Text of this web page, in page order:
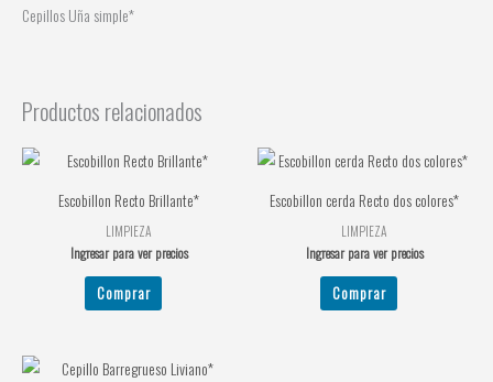
Cepillos Uña simple*
Productos relacionados
Escobillon Recto Brillante*
LIMPIEZA
Ingresar para ver precios
Comprar
Escobillon cerda Recto dos colores*
LIMPIEZA
Ingresar para ver precios
Comprar